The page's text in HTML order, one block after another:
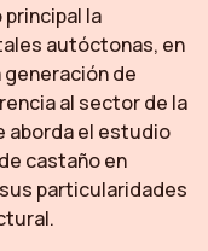
la
autóctonas, en
de
al sector de la
aborda el estudio
castaño en
particularidades